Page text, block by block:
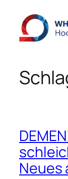
Inhalt
springen
Neues